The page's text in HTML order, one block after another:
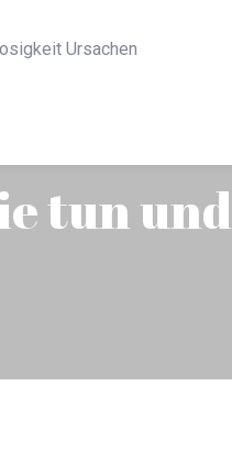
Ursachen
tun und